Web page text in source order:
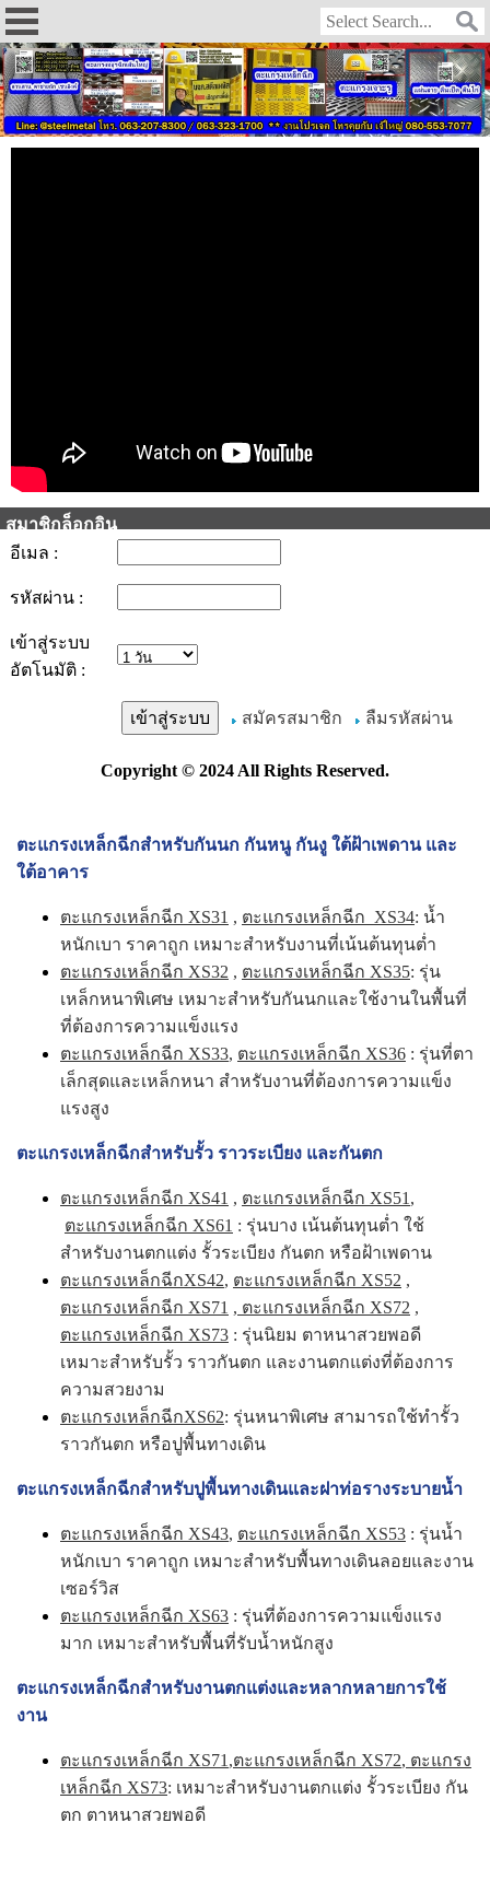
สมาชิกล็อกอิน
อีเมล :
รหัสผ่าน :
เข้าสู่ระบบ
อัตโนมัติ :
สมัครสมาชิก ลืมรหัสผ่าน
Copyright © 2024 All Rights Reserved.
ตะแกรงเหล็กฉีกสำหรับกันนก กันหนู กันงู ใต้ฝ้าเพดาน และ
ใต้อาคาร
ตะแกรงเหล็กฉีก XS31 , ตะแกรงเหล็กฉีก XS34: น้ำ
หนักเบา ราคาถูก เหมาะสำหรับงานที่เน้นต้นทุนต่ำ
ตะแกรงเหล็กฉีก XS32 , ตะแกรงเหล็กฉีก XS35: รุ่น
เหล็กหนาพิเศษ เหมาะสำหรับกันนกและใช้งานในพื้นที่
ที่ต้องการความแข็งแรง
ตะแกรงเหล็กฉีก XS33, ตะแกรงเหล็กฉีก XS36 : รุ่นที่ตา
เล็กสุดและเหล็กหนา สำหรับงานที่ต้องการความแข็ง
แรงสูง
ตะแกรงเหล็กฉีกสำหรับรั้ว ราวระเบียง และกันตก
ตะแกรงเหล็กฉีก XS41 , ตะแกรงเหล็กฉีก XS51 ,
ตะแกรงเหล็กฉีก XS61 : รุ่นบาง เน้นต้นทุนต่ำ ใช้
สำหรับงานตกแต่ง รั้วระเบียง กันตก หรือฝ้าเพดาน
ตะแกรงเหล็กฉีกXS42, ตะแกรงเหล็กฉีก XS52 ,
ตะแกรงเหล็กฉีก XS71 , ตะแกรงเหล็กฉีก XS72 ,
ตะแกรงเหล็กฉีก XS73 : รุ่นนิยม ตาหนาสวยพอดี
เหมาะสำหรับรั้ว ราวกันตก และงานตกแต่งที่ต้องการ
ความสวยงาม
ตะแกรงเหล็กฉีกXS62: รุ่นหนาพิเศษ สามารถใช้ทำรั้ว
ราวกันตก หรือปูพื้นทางเดิน
ตะแกรงเหล็กฉีกสำหรับปูพื้นทางเดินและฝาท่อรางระบายน้ำ
ตะแกรงเหล็กฉีก XS43, ตะแกรงเหล็กฉีก XS53 : รุ่นน้ำ
หนักเบา ราคาถูก เหมาะสำหรับพื้นทางเดินลอยและงาน
เซอร์วิส
ตะแกรงเหล็กฉีก XS63 : รุ่นที่ต้องการความแข็งแรง
มาก เหมาะสำหรับพื้นที่รับน้ำหนักสูง
ตะแกรงเหล็กฉีกสำหรับงานตกแต่งและหลากหลายการใช้
งาน
ตะแกรงเหล็กฉีก XS71 ,ตะแกรงเหล็กฉีก XS72, ตะแกรง
เหล็กฉีก XS73: เหมาะสำหรับงานตกแต่ง รั้วระเบียง กัน
ตก ตาหนาสวยพอดี